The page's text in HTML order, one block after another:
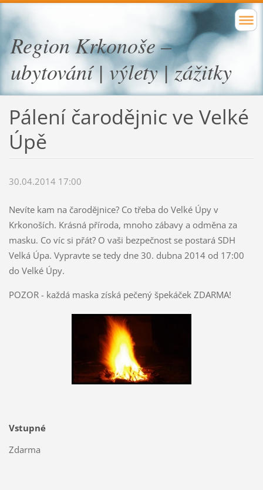
Region Krkonoše –
ubytování | výlety | zážitky
Pálení čarodějnic ve Velké
Úpě
30.04.2014 17:00
Nevíte kam na čarodějnice? Co třeba do Velké Úpy v
Krkonoších. Krásná příroda, mnoho zábavy a odměna za
masku. Co víc si přát? O vaši bezpečnost se postará SDH
Velká Úpa. Vypravte se tedy dne 30. dubna 2014 od 17:00
do Velké Úpy.
POZOR - každá maska získá pečený špekáček ZDARMA!
Vstupné
Zdarma